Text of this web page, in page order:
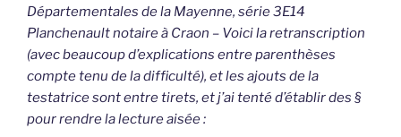
Départementales de la Mayenne, série 3E14
Planchenault notaire à Craon – Voici la retranscription
(avec beaucoup d’explications entre parenthèses
compte tenu de la difficulté), et les ajouts de la
testatrice sont entre tirets, et j’ai tenté d’établir des §
pour rendre la lecture aisée :